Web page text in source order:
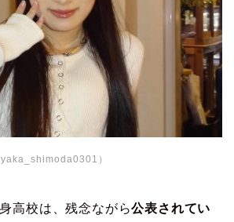
）
高校は、残念ながら公表されてい